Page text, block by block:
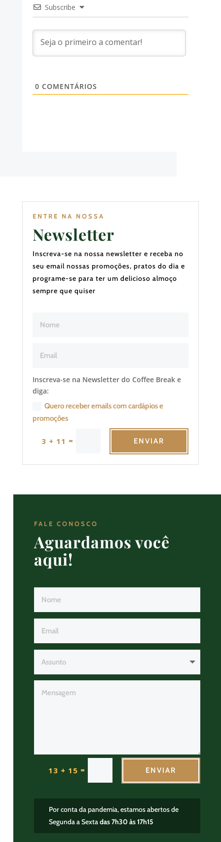
Subscribe
0 COMENTÁRIOS
ENTRE NA NOSSA
Newsletter
Inscreva-se na nossa newsletter e receba no
seu email nossas promoções, pratos do dia e
programe-se para ter um delicioso almoço
sempre que quiser
Inscreva-se na Newsletter do Coffee Break e
diga:
Quero receber emails com cardápios e
promoções
3 + 11 = ENVIAR
FALE CONOSCO
Aguardamos você
aqui!
13 + 15 = ENVIAR
Por conta da pandemia, estamos abertos de
Segunda a Sextadas 7h30 às 17h15